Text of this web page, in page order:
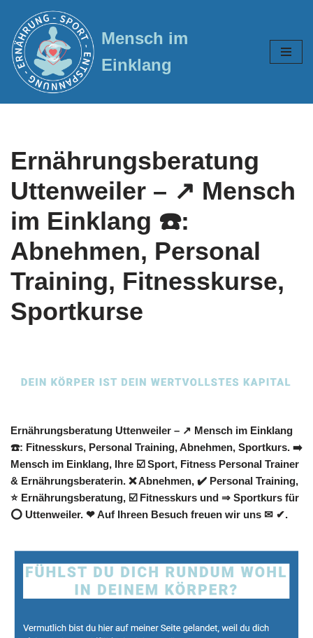
Zum
Inhalt
springen
Mensch im
Einklang
Ernährungsberatung
Uttenweiler – ↗️ Mensch
im Einklang ☎️:
Abnehmen, Personal
Training, Fitnesskurse,
Sportkurse
Ernährungsberatung Uttenweiler – ↗️ Mensch im Einklang
☎️: Fitnesskurs, Personal Training, Abnehmen, Sportkurs. ➡️
Mensch im Einklang, Ihre ☑️ Sport, Fitness Personal Trainer
& Ernährungsberaterin. ❌ Abnehmen, ✔️ Personal Training,
⭐ Ernährungsberatung, ☑️ Fitnesskurs und ⇒ Sportkurs für
⭕ Uttenweiler. ❤ Auf Ihreen Besuch freuen wir uns ✉ ✔.